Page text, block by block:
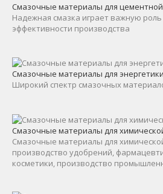
Смазочные материалы для
Надежная смазка играет важную роль
эффективности производства
Смазочные материалы для энергетики
Широкий спектр смазочных
Смазочные материалы для
Смазочные материалы для
производство удобрений,
косметики, производство